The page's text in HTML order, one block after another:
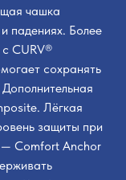
чашка
падениях. Более
CURV®
сохранять
Лёгкая
защиты при
— Comfort Anchor